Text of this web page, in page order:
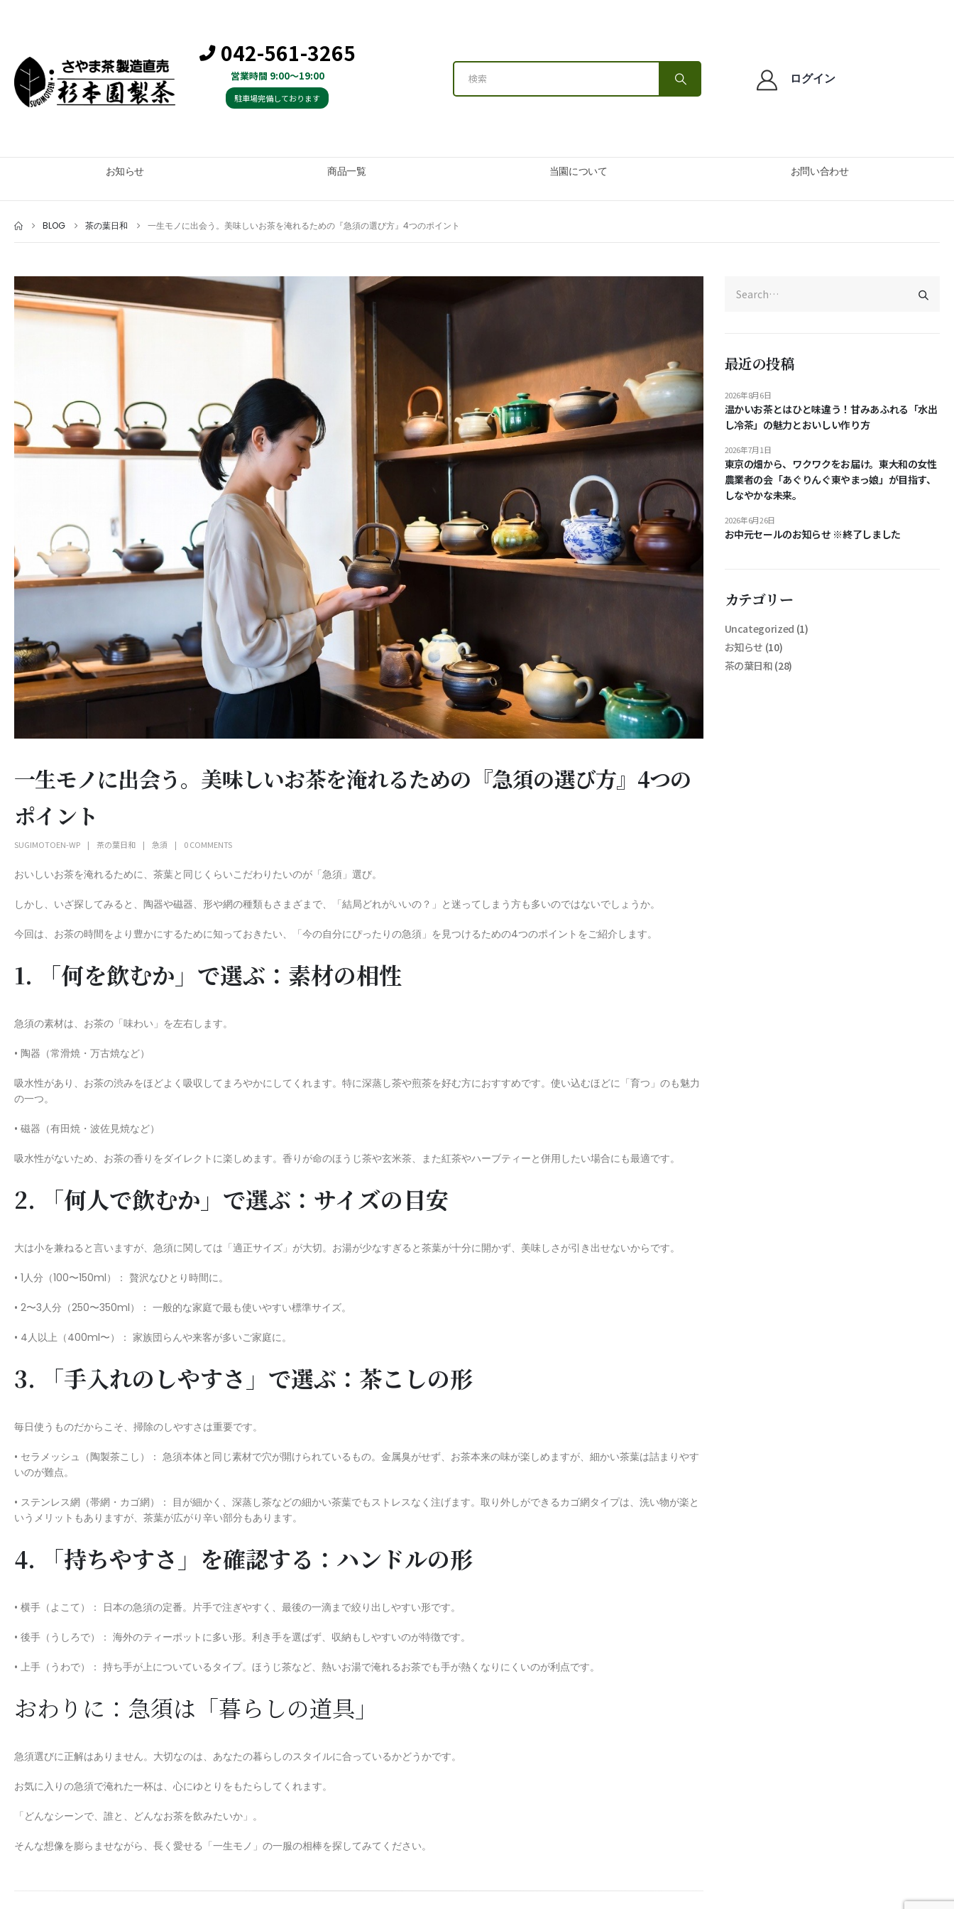
042-561-3265
営業時間 9:00～19:00
駐車場完備しております
ログイン
お知らせ 商品一覧 当園について お問い合わせ
BLOG 茶の葉日和 一生モノに出会う。美味しいお茶を淹れるための『急須の選び方』4つのポイント
一生モノに出会う。美味しいお茶を淹れるための『急須の選び方』4つの
ポイント
SUGIMOTOEN-WP 茶の葉日和 急須 0 COMMENTS
おいしいお茶を淹れるために、茶葉と同じくらいこだわりたいのが「急須」選び。
しかし、いざ探してみると、陶器や磁器、形や網の種類もさまざまで、「結局どれがいいの？」と迷ってしまう方も多いのではないでしょうか。
今回は、お茶の時間をより豊かにするために知っておきたい、「今の自分にぴったりの急須」を見つけるための4つのポイントをご紹介します。
1. 「何を飲むか」で選ぶ：素材の相性
急須の素材は、お茶の「味わい」を左右します。
• 陶器（常滑焼・万古焼など）
吸水性があり、お茶の渋みをほどよく吸収してまろやかにしてくれます。特に深蒸し茶や煎茶を好む方におすすめです。使い込むほどに「育つ」のも魅力
の一つ。
• 磁器（有田焼・波佐見焼など）
吸水性がないため、お茶の香りをダイレクトに楽しめます。香りが命のほうじ茶や玄米茶、また紅茶やハーブティーと併用したい場合にも最適です。
2. 「何人で飲むか」で選ぶ：サイズの目安
大は小を兼ねると言いますが、急須に関しては「適正サイズ」が大切。お湯が少なすぎると茶葉が十分に開かず、美味しさが引き出せないからです。
• 1人分（100〜150ml）： 贅沢なひとり時間に。
• 2〜3人分（250〜350ml）： 一般的な家庭で最も使いやすい標準サイズ。
• 4人以上（400ml〜）： 家族団らんや来客が多いご家庭に。
3. 「手入れのしやすさ」で選ぶ：茶こしの形
毎日使うものだからこそ、掃除のしやすさは重要です。
• セラメッシュ（陶製茶こし）： 急須本体と同じ素材で穴が開けられているもの。金属臭がせず、お茶本来の味が楽しめますが、細かい茶葉は詰まりやす
いのが難点。
• ステンレス網（帯網・カゴ網）： 目が細かく、深蒸し茶などの細かい茶葉でもストレスなく注げます。取り外しができるカゴ網タイプは、洗い物が楽と
いうメリットもありますが、茶葉が広がり辛い部分もあります。
4. 「持ちやすさ」を確認する：ハンドルの形
• 横手（よこて）： 日本の急須の定番。片手で注ぎやすく、最後の一滴まで絞り出しやすい形です。
• 後手（うしろで）： 海外のティーポットに多い形。利き手を選ばず、収納もしやすいのが特徴です。
• 上手（うわで）： 持ち手が上についているタイプ。ほうじ茶など、熱いお湯で淹れるお茶でも手が熱くなりにくいのが利点です。
おわりに：急須は「暮らしの道具」
急須選びに正解はありません。大切なのは、あなたの暮らしのスタイルに合っているかどうかです。
お気に入りの急須で淹れた一杯は、心にゆとりをもたらしてくれます。
「どんなシーンで、誰と、どんなお茶を飲みたいか」。
そんな想像を膨らませながら、長く愛せる「一生モノ」の一服の相棒を探してみてください。
最近の投稿
温かいお茶とはひと味違う！甘みあふれる「水出
し冷茶」の魅力とおいしい作り方
2026年8月6日
東京の畑から、ワクワクをお届け。東大和の女性
農業者の会「あぐりんぐ東やまっ娘」が目指す、
しなやかな未来。
2026年7月1日
お中元セールのお知らせ ※終了しました
2026年6月26日
カテゴリー
Uncategorized (1)
お知らせ (10)
茶の葉日和 (28)